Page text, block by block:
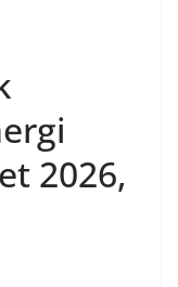
2026,